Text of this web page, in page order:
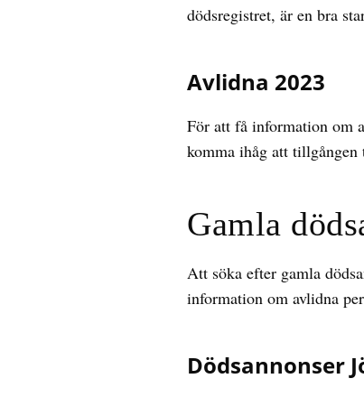
dödsregistret, är en bra
Avlidna 2023
För att få information om
komma ihåg att
Gamla
Att söka efter gamla
information om avlidna
Dödsannonser